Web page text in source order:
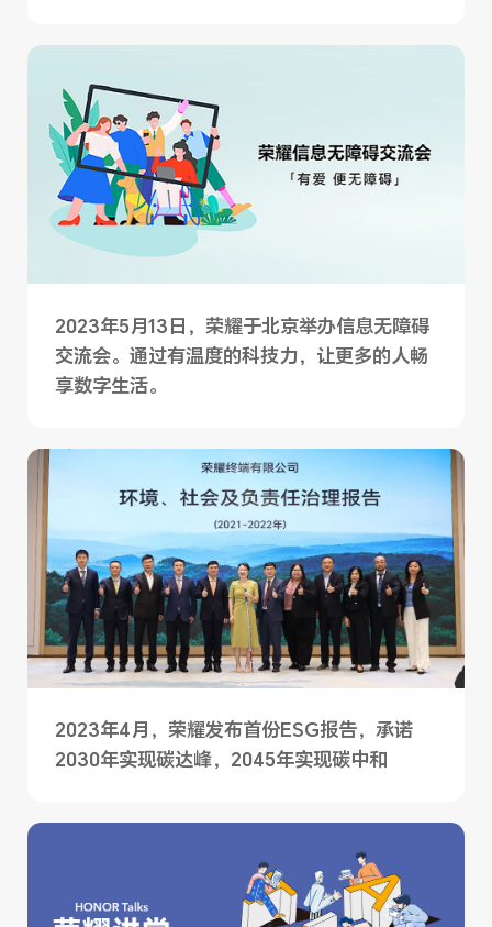
2023年5月13日，荣耀于北京举办信息无障碍
交流会。通过有温度的科技力，让更多的人畅
享数字生活。
2023年4月，荣耀发布首份ESG报告，承诺
2030年实现碳达峰，2045年实现碳中和